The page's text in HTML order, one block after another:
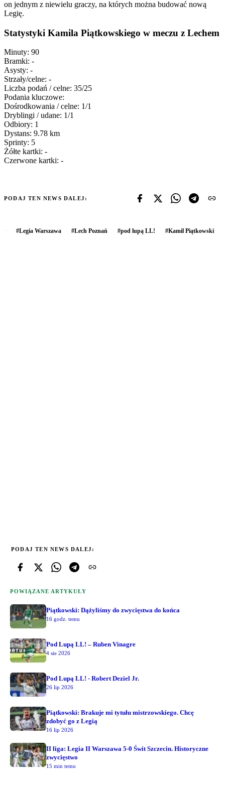
on jednym z niewielu graczy, na których można budować nową
Legię.
Statystyki Kamila Piątkowskiego w meczu z Lechem
Minuty: 90
Bramki: -
Asysty: -
Strzały/celne: -
Liczba podań / celne: 35/25
Podania kluczowe:
Dośrodkowania / celne: 1/1
Dryblingi / udane: 1/1
Odbiory: 1
Dystans: 9.78 km
Sprinty: 5
Żółte kartki: -
Czerwone kartki: -
PODAJ TEN NEWS DALEJ:
#Legia Warszawa #Lech Poznań #pod lupą LL! #Kamil Piątkowski
PODAJ TEN NEWS DALEJ:
POWIĄZANE ARTYKUŁY
Piątkowski: Dążyliśmy do zwycięstwa do końca
16 godz. temu
Pod Lupą LL! – Ruben Vinagre
4 sie 2026
Pod Lupą LL! - Robert Deziel Jr.
26 lip 2026
Piątkowski: Brakuje mi tytułu mistrzowskiego. Chcę
zdobyć go z Legią
16 lip 2026
II liga: Legia II Warszawa 5-0 Świt Szczecin. Historyczne
zwycięstwo
15 min temu